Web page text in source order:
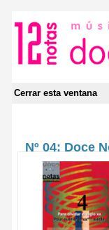
Cerrar esta ventana
Nº 04: Doce